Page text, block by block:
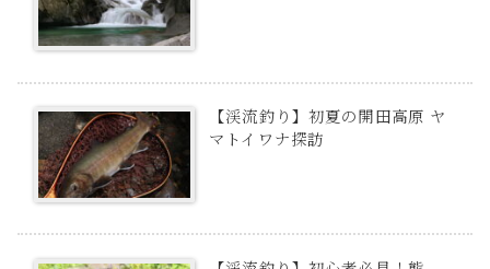
【渓流釣り】初夏の開田高原 ヤ
マトイワナ探訪